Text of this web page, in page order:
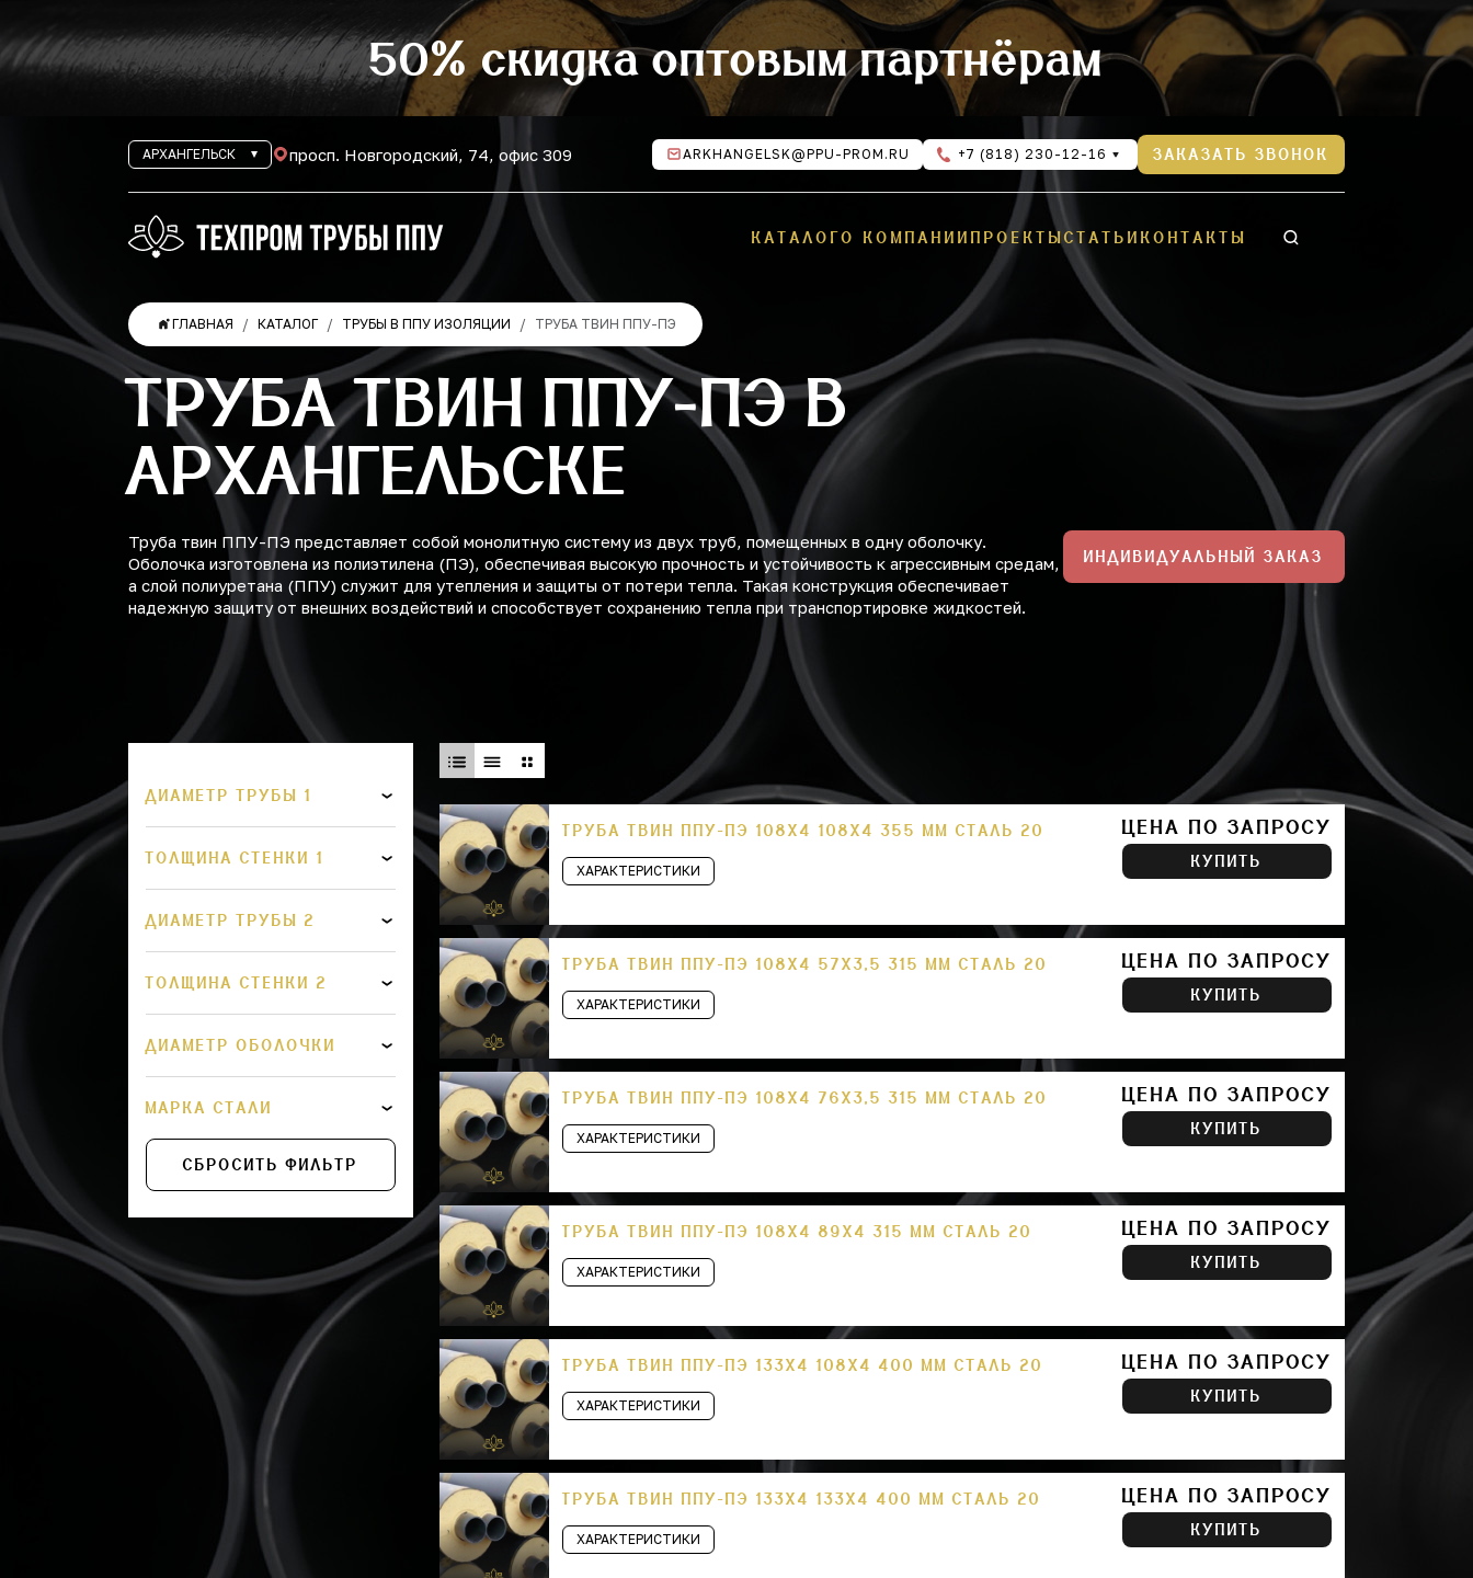
50% скидка оптовым партнёрам
АРХАНГЕЛЬСК просп. Новгородский, 74, офис 309 ARKHANGELSK@PPU-PROM.RU +7 (818) 230-12-16 ЗАКАЗАТЬ ЗВОНОК
КАТАЛОГО КОМПАНИИ ПРОЕКТЫСТАТЬИ КОНТАКТЫ
ГЛАВНАЯ КАТАЛОГ ТРУБЫ В ППУ ИЗОЛЯЦИИ ТРУБА ТВИН ППУ-ПЭ
ТРУБА ТВИН ППУ-ПЭ В
АРХАНГЕЛЬСКЕ
Труба твин ППУ-ПЭ представляет собой монолитную систему из двух труб, помещенных в одну оболочку.
Оболочка изготовлена из полиэтилена (ПЭ), обеспечивая высокую прочность и устойчивость к агрессивным средам,
а слой полиуретана (ППУ) служит для утепления и защиты от потери тепла. Такая конструкция обеспечивает
надежную защиту от внешних воздействий и способствует сохранению тепла при транспортировке жидкостей.
ИНДИВИДУАЛЬНЫЙ ЗАКАЗ
ДИАМЕТР ТРУБЫ 1
ТОЛЩИНА СТЕНКИ 1
ДИАМЕТР ТРУБЫ 2
ТОЛЩИНА СТЕНКИ 2
ДИАМЕТР ОБОЛОЧКИ
МАРКА СТАЛИ
СБРОСИТЬ ФИЛЬТР
ТРУБА ТВИН ППУ-ПЭ 108Х4 108Х4 355 ММ СТАЛЬ 20
ХАРАКТЕРИСТИКИ
ЦЕНА ПО ЗАПРОСУ
КУПИТЬ
ТРУБА ТВИН ППУ-ПЭ 108Х4 57Х3,5 315 ММ СТАЛЬ 20
ХАРАКТЕРИСТИКИ
ЦЕНА ПО ЗАПРОСУ
КУПИТЬ
ТРУБА ТВИН ППУ-ПЭ 108Х4 76Х3,5 315 ММ СТАЛЬ 20
ХАРАКТЕРИСТИКИ
ЦЕНА ПО ЗАПРОСУ
КУПИТЬ
ТРУБА ТВИН ППУ-ПЭ 108Х4 89Х4 315 ММ СТАЛЬ 20
ХАРАКТЕРИСТИКИ
ЦЕНА ПО ЗАПРОСУ
КУПИТЬ
ТРУБА ТВИН ППУ-ПЭ 133Х4 108Х4 400 ММ СТАЛЬ 20
ХАРАКТЕРИСТИКИ
ЦЕНА ПО ЗАПРОСУ
КУПИТЬ
ТРУБА ТВИН ППУ-ПЭ 133Х4 133Х4 400 ММ СТАЛЬ 20
ХАРАКТЕРИСТИКИ
ЦЕНА ПО ЗАПРОСУ
КУПИТЬ